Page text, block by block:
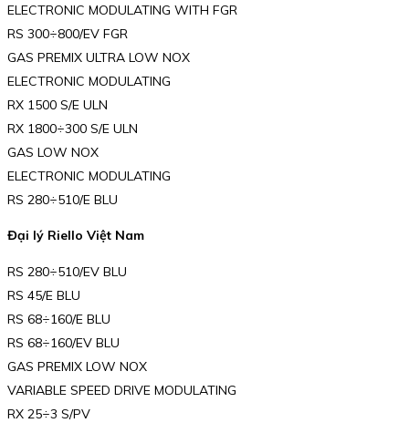
ELECTRONIC MODULATING WITH FGR
RS 300÷800/EV FGR
GAS PREMIX ULTRA LOW NOX
ELECTRONIC MODULATING
RX 1500 S/E ULN
RX 1800÷300 S/E ULN
GAS LOW NOX
ELECTRONIC MODULATING
RS 280÷510/E BLU
Đại lý Riello Việt Nam
RS 280÷510/EV BLU
RS 45/E BLU
RS 68÷160/E BLU
RS 68÷160/EV BLU
GAS PREMIX LOW NOX
VARIABLE SPEED DRIVE MODULATING
RX 25÷3 S/PV